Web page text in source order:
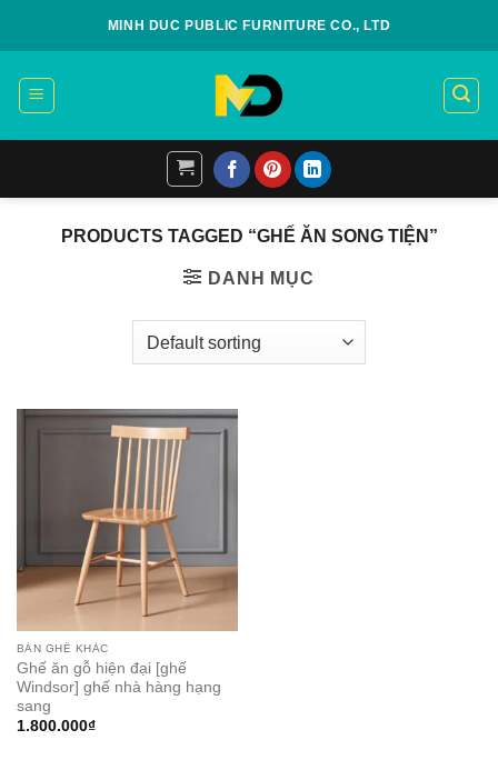
MINH DUC PUBLIC FURNITURE CO., LTD
PRODUCTS TAGGED “GHẾ ĂN SONG TIỆN”
DANH MỤC
BÀN GHẾ KHÁC
Ghế ăn gỗ hiện đại [ghế
Windsor] ghế nhà hàng hạng
sang
1.800.000₫